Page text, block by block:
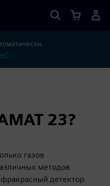
23?
газов
методов
детектор